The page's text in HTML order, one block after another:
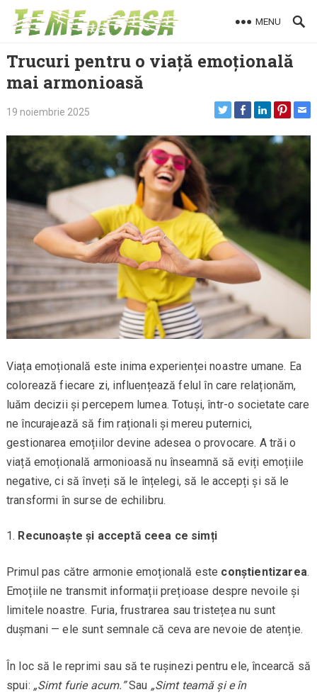
Skip
MENU
Trucuri pentru o viață emoțională
mai armonioasă
19 noiembrie 2025
Viața emoțională este inima experienței noastre umane. Ea
colorează fiecare zi, influențează felul în care relaționăm,
luăm decizii și percepem lumea. Totuși, într-o societate care
ne încurajează să fim raționali și mereu puternici,
gestionarea emoțiilor devine adesea o provocare. A trăi o
viață emoțională armonioasă nu înseamnă să eviți emoțiile
negative, ci să înveți să le înțelegi, să le accepți și să le
transformi în surse de echilibru.
Recunoaște și acceptă ceea ce simți
Primul pas către armonie emoțională este conștientizarea.
Emoțiile ne transmit informații prețioase despre nevoile și
limitele noastre. Furia, frustrarea sau tristețea nu sunt
dușmani — ele sunt semnale că ceva are nevoie de atenție.
În loc să le reprimi sau să te rușinezi pentru ele, încearcă să
spui: „Simt furie acum.”Sau „Simt teamă și e în